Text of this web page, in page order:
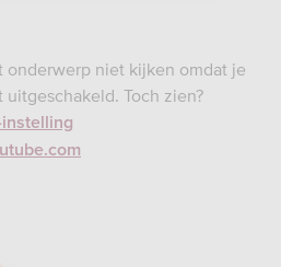
niet kijken omdat je
Toch zien?
instelling